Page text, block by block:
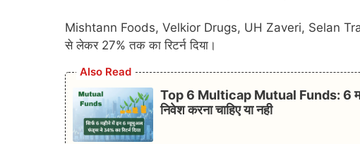
Mishtann Foods, Velkior Drugs, UH Zaveri, Selan
से लेकर 27% तक का रिटर्न दिया।
Also Read
Top 6 Multicap Mutual Funds: 6
निवेश करना चाहिए या नही